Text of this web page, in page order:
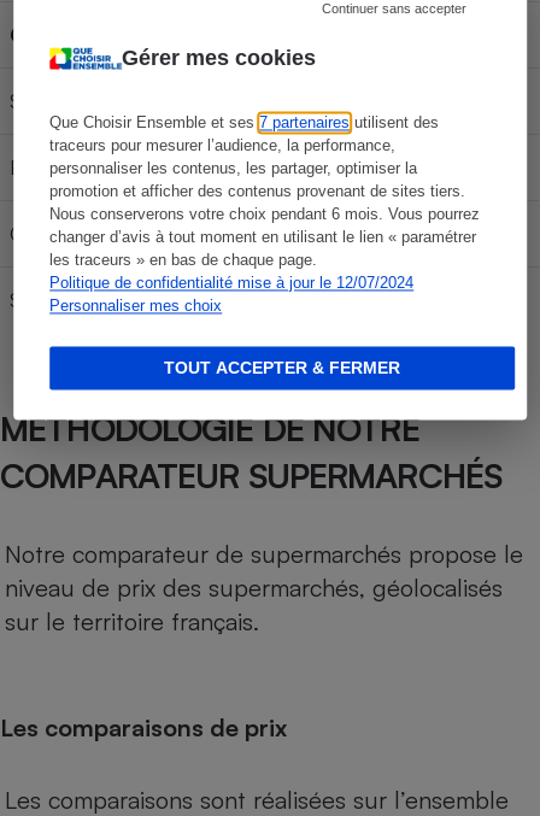
Gérer mes cookies
Que Choisir Ensemble et ses7 partenaires utilisent des
traceurs pour mesurer l’audience, la performance,
personnaliser les contenus, les partager, optimiser la
promotion et afficher des contenus provenant de sites tiers.
Nous conserverons votre choix pendant 6 mois. Vous pourrez
changer d’avis à tout moment en utilisant le lien « paramétrer
les traceurs » en bas de chaque page.
Politique de confidentialité mise à jour le 12/07/2024
Personnaliser mes choix
Continuer sans accepter
TOUT ACCEPTER & FERMER
Carburant
SP 95-E10
E85 24,72 € 41,20 € 57,68 €
Gazole 66,60 € 111,00 € 155,40 €
SP 98 62,04 € 103,40 €
MÉTHODOLOGIE DE NOTRE
COMPARATEUR SUPERMARCHÉS
Notre comparateur de supermarchés propose le
niveau de prix des supermarchés, géolocalisés
sur le territoire français.
Les comparaisons de prix
Les comparaisons sont réalisées sur l’ensemble